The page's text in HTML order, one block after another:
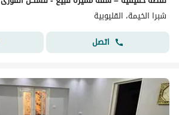
شبرا الخيمة، القليوبية
اتصل